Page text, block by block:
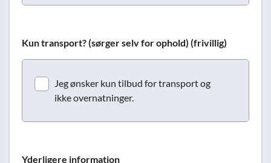
Kun transport? (sørger selv for ophold) (frivillig)
Jeg ønsker kun tilbud for transport og
ikke overnatninger.
Yderligere information